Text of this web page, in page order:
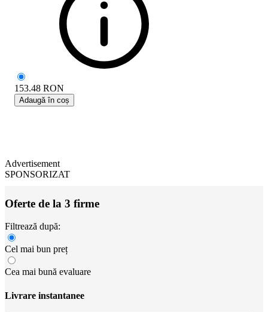
153.48 RON
Adaugă în coș
Advertisement
SPONSORIZAT
Oferte de la 3 firme
Filtrează după:
Cel mai bun preț
Cea mai bună evaluare
Livrare instantanee